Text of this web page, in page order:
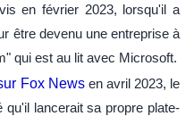
en février 2023, lorsqu'il a
être devenu une entreprise à
qui est au lit avec Microsoft.
Fox Newsen avril 2023, le
qu'il lancerait sa propre plate-